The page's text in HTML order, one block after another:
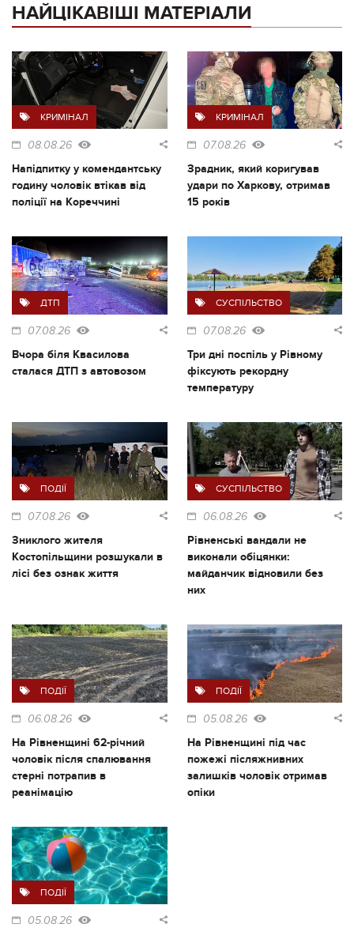
НАЙЦІКАВІШІ МАТЕРІАЛИ
КРИМІНАЛ
08.08.26
Напідпитку у комендантську
годину чоловік втікав від
поліції на Кореччині
КРИМІНАЛ
07.08.26
Зрадник, який коригував
удари по Харкову, отримав
15 років
ДТП
07.08.26
Вчора біля Квасилова
сталася ДТП з автовозом
СУСПІЛЬСТВО
07.08.26
Три дні поспіль у Рівному
фіксують рекордну
температуру
ПОДІЇ
07.08.26
Зниклого жителя
Костопільщини розшукали в
лісі без ознак життя
СУСПІЛЬСТВО
06.08.26
Рівненські вандали не
виконали обіцянки:
майданчик відновили без
них
ПОДІЇ
06.08.26
На Рівненщині 62-річний
чоловік після спалювання
стерні потрапив в
реанімацію
ПОДІЇ
05.08.26
На Рівненщині під час
пожежі післяжнивних
залишків чоловік отримав
опіки
ПОДІЇ
05.08.26